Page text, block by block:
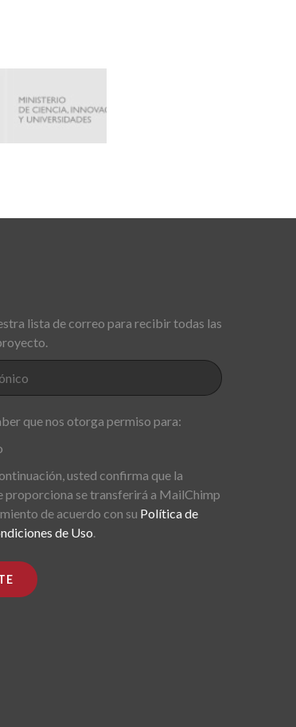
lista de correo para recibir todas las
que nos otorga permiso para:
usted confirma que la
proporciona se transferirá a MailChimp
de acuerdo con su Política de
de Uso